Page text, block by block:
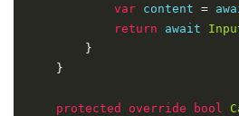
var content =
return await
}
}
protected override bool